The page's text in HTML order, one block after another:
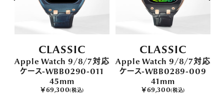
CLASSIC
Apple Watch 9/8/7対応
ケース-WBB0290-011
45mm
￥69,300(税込)
CLASSIC
Apple Watch 9/8/7対応
ケース-WBB0289-009
41mm
￥69,300(税込)